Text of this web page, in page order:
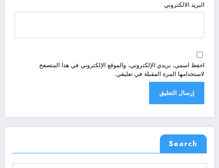
البريد الالكتروني
احفظ اسمي، بريدي الإلكتروني، والموقع الإلكتروني في هذا المتصفح
لاستخدامها المرة المقبلة في تعليقي.
Search